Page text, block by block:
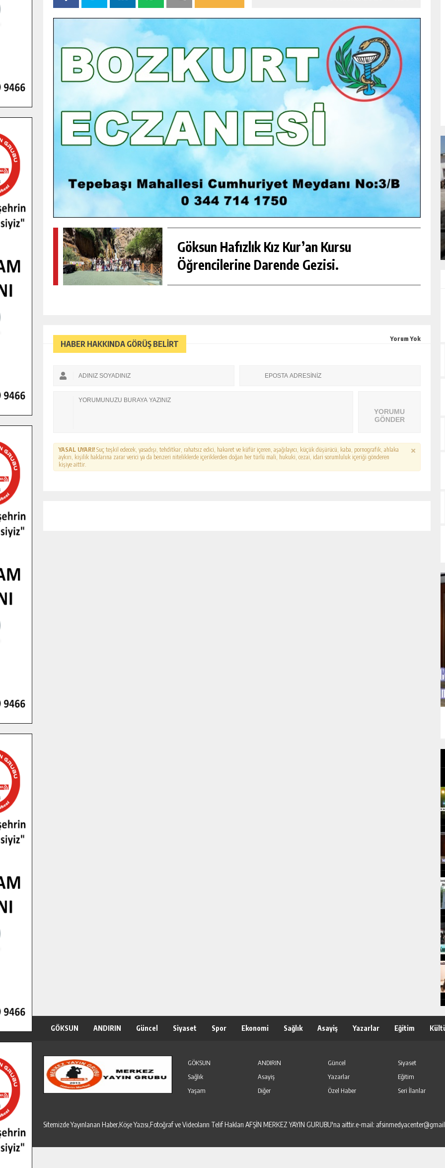
Göksun Hafızlık Kız Kur’an Kursu
Öğrencilerine Darende Gezisi.
HABER HAKKINDA GÖRÜŞ BELİRT
Yorum Yok
YORUMU
GÖNDER
YASAL UYARI! Suç teşkil edecek, yasadışı, tehditkar, rahatsız edici, hakaret ve küfür içeren, aşağılayıcı, küçük düşürücü, kaba, pornografik, ahlaka
aykırı, kişilik haklarına zarar verici ya da benzeri niteliklerde içeriklerden doğan her türlü mali, hukuki, cezai, idari sorumluluk içeriği gönderen
kişiye aittir.
GÜNLÜK HABER AKIŞI
GENÇLER PUSULA MARAŞ KAMPINDA
YENI MEDYA VE FOTOĞRAFÇILIĞI
GÜNLÜK HABER AKIŞI
GÖKSUN HAFIZLIK KIZ KUR’AN KURSU
GÖKSUN ANDIRIN Güncel Siyaset Spor Ekonomi Sağlık Asayiş Yazarlar Eğitim
GÖKSUN ANDIRIN Güncel Siyaset
Sağlık
Asayiş Yazarlar Eğitim
Yaşam
Diğer Özel Haber Seri İlanlar
Sitemizde Yayınlanan Haber,Köşe Yazısı,Fotoğraf ve Videoların Telif Hakları AFŞİN MERKEZ YAYIN GURUBU'na aittir.e-mail: